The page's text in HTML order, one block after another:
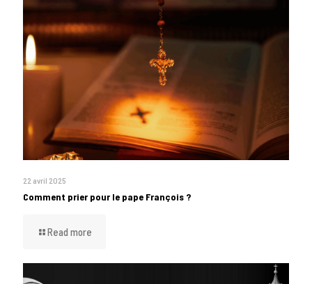
22 avril 2025
Comment prier pour le pape François ?
Read more